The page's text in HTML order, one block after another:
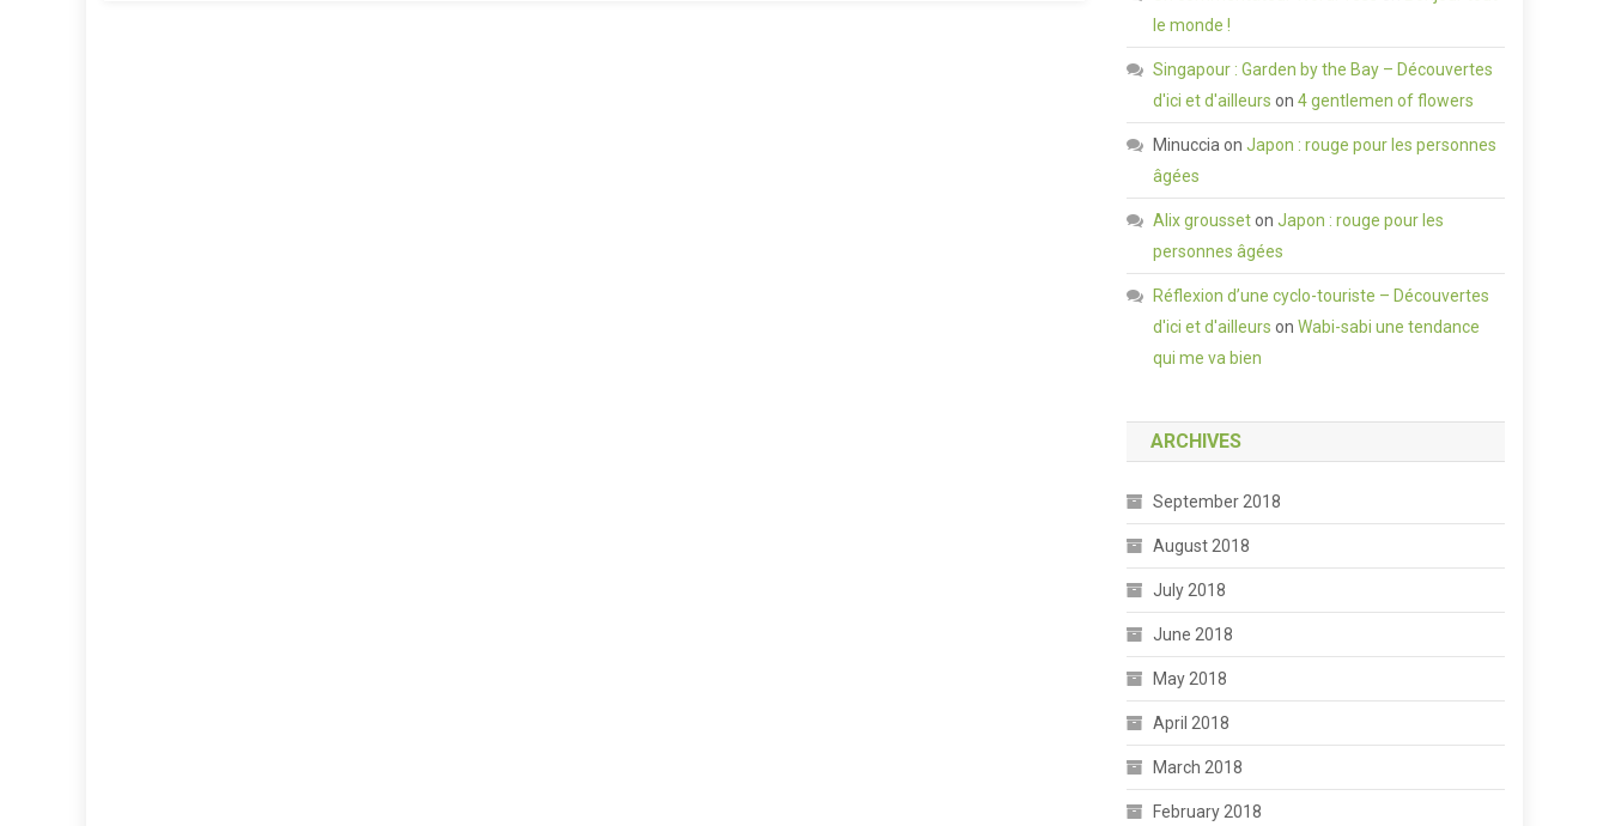
le monde !
Singapour : Garden by the Bay – Découvertes
d'ici et d'ailleurs on4 gentlemen of flowers
Minuccia onJapon : rouge pour les personnes
âgées
Alix groussetonJapon : rouge pour les
personnes âgées
Réflexion d’une cyclo-touriste – Découvertes
d'ici et d'ailleurs onWabi-sabi une tendance
qui me va bien
ARCHIVES
September 2018
August 2018
July 2018
June 2018
May 2018
April 2018
March 2018
February 2018